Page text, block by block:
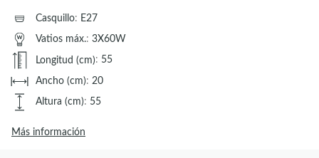
Casquillo: E27
Vatios máx.: 3X60W
Longitud (cm): 55
Ancho (cm): 20
Altura (cm): 55
Más información